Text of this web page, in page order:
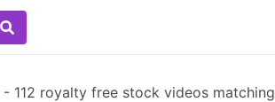
- 112 royalty free stock videos matching